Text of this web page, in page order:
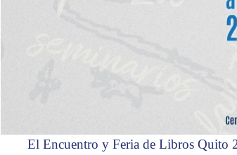
El Encuentro y Feria de Libros Quito